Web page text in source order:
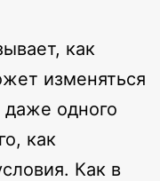
как
изменяться
даже одного
как
Как в